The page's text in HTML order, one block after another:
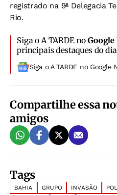
registrado na 9ª Delegacia
Rio.
Siga o A TARDE no
principais destaques do
Siga o A TARDE no Google
Compartilhe essa
amigos
Tags
BAHIA GRUPO INVASÃO